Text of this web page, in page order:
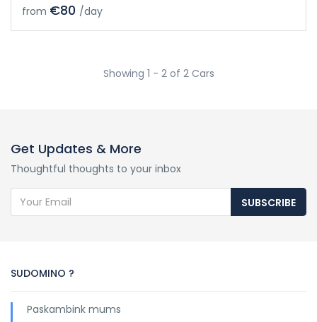
from €80 /day
Showing 1 - 2 of 2 Cars
Get Updates & More
Thoughtful thoughts to your inbox
SUBSCRIBE
SUDOMINO ?
Paskambink mums